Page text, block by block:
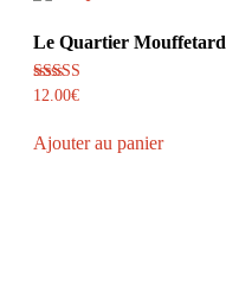
Le Quartier Mouffetard
Note
12.00€
Ajouter au panier